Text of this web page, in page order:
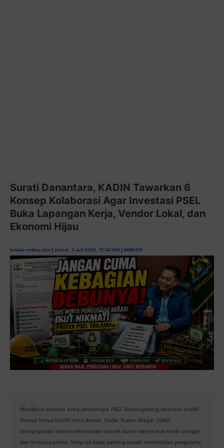
Surati Danantara, KADIN Tawarkan 6
Konsep Kolaborasi Agar Investasi PSEL
Buka Lapangan Kerja, Vendor Lokal, dan
Ekonomi Hijau
bekasi-online.com Jum'at, 3 Juli 2026, 15:14 WIB NMR/DR
Masuknya investor asing pembangun PSEL Bantargebang disambut positif.
Namun Ketua KADIN Kota Bekasi, Qadar Ruslan Siregar (QRS),
mengingatkan bahwa keberhasilan proyek bukan hanya soal mesin canggih
dan investasi jumbo. Yang tak kalah penting adalah memastikan pengusaha